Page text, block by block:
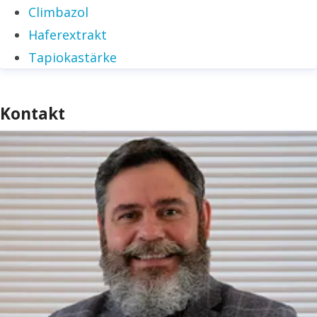
Climbazol
Haferextrakt
Tapiokastärke
Kontakt